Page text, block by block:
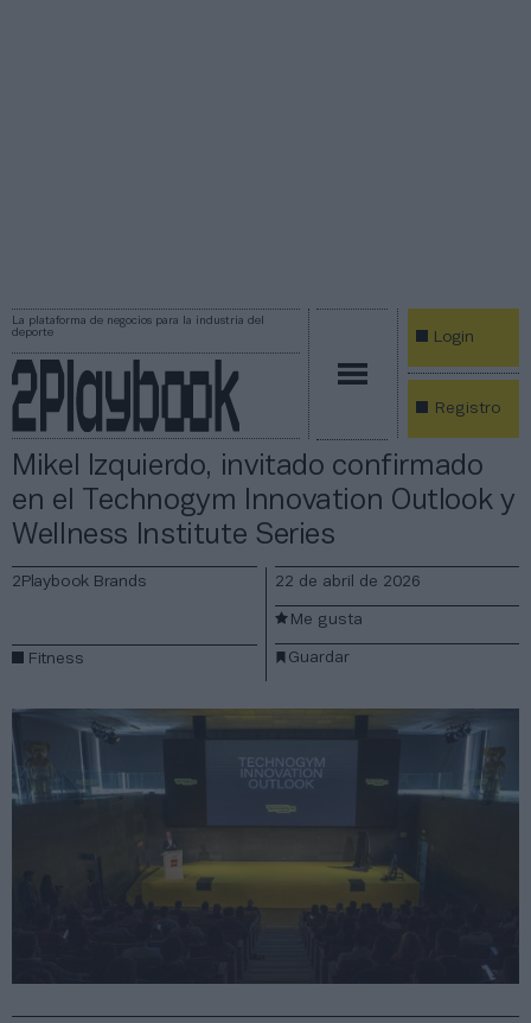
La plataforma de negocios para la industria del
deporte
Login
Registro
Mikel Izquierdo, invitado confirmado
en el Technogym Innovation Outlook y
Wellness Institute Series
2Playbook Brands
Fitness
22 de abril de 2026
Guardar
Me gusta